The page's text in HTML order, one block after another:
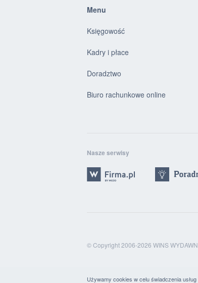
Menu
Księgowość
Kadry i płace
Doradztwo
Biuro rachunkowe online
Nasze serwisy
© Copyright 2006-2026 WINS
Używamy cookies w celu świadczenia